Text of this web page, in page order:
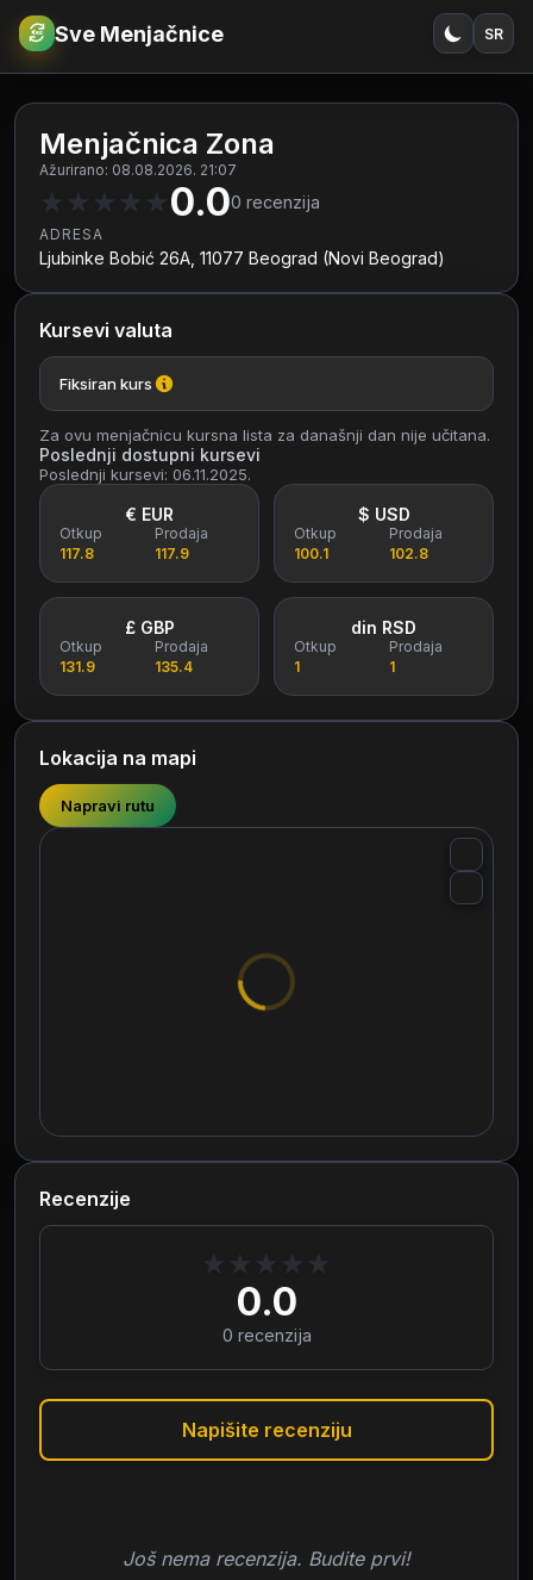
€RSD Sve Menjačnice SR
Menjačnica Zona
Ažurirano: 08.08.2026. 21:07
★ ★ ★ ★ ★0.00 recenzija
ADRESA
Ljubinke Bobić 26A, 11077 Beograd (Novi Beograd)
Kursevi valuta
Fiksiran kurs
Za ovu menjačnicu kursna lista za današnji dan nije učitana.
Poslednji dostupni kursevi
Poslednji kursevi: 06.11.2025.
€ EUR
Otkup
117.8
Prodaja
117.9
$ USD
Otkup
100.1
Prodaja
102.8
£ GBP
Otkup
131.9
Prodaja
135.4
din RSD
Otkup
1
Prodaja
1
Lokacija na mapi
Napravi rutu
Recenzije
★ ★ ★ ★ ★
0.0
0 recenzija
Napišite recenziju
Još nema recenzija. Budite prvi!